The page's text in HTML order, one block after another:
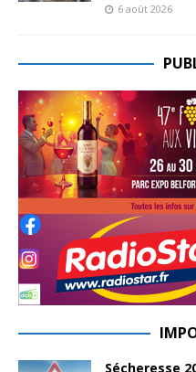
6 août 2026
Sécheresse